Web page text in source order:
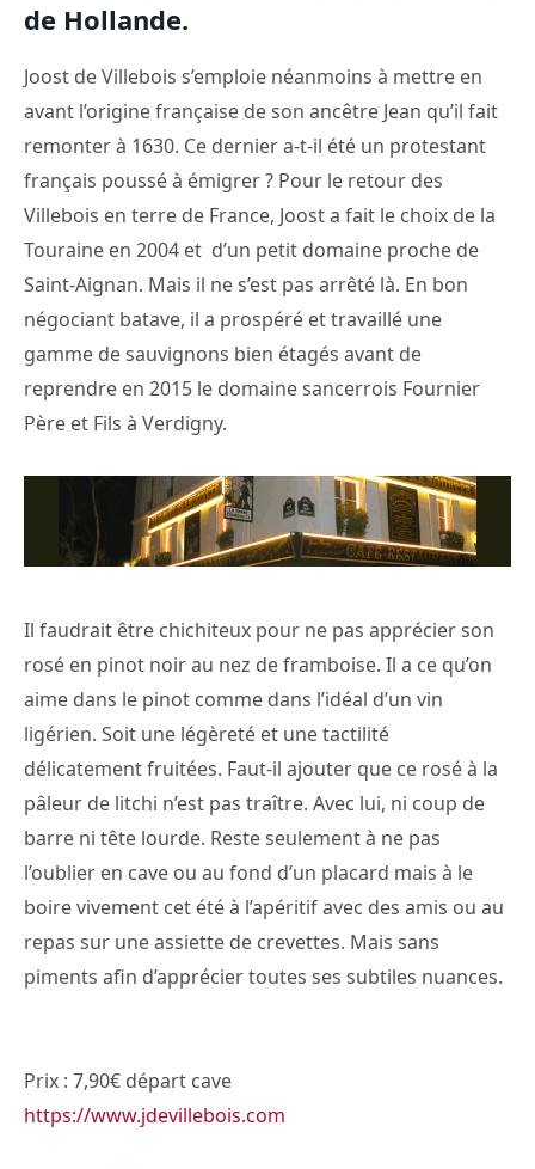
de Hollande.
Joost de Villebois s’emploie néanmoins à mettre en
avant l’origine française de son ancêtre Jean qu’il fait
remonter à 1630. Ce dernier a-t-il été un protestant
français poussé à émigrer ? Pour le retour des
Villebois en terre de France, Joost a fait le choix de la
Touraine en 2004 et d’un petit domaine proche de
Saint-Aignan. Mais il ne s’est pas arrêté là. En bon
négociant batave, il a prospéré et travaillé une
gamme de sauvignons bien étagés avant de
reprendre en 2015 le domaine sancerrois Fournier
Père et Fils à Verdigny.
Il faudrait être chichiteux pour ne pas apprécier son
rosé en pinot noir au nez de framboise. Il a ce qu’on
aime dans le pinot comme dans l’idéal d’un vin
ligérien. Soit une légèreté et une tactilité
délicatement fruitées. Faut-il ajouter que ce rosé à la
pâleur de litchi n’est pas traître. Avec lui, ni coup de
barre ni tête lourde. Reste seulement à ne pas
l’oublier en cave ou au fond d’un placard mais à le
boire vivement cet été à l’apéritif avec des amis ou au
repas sur une assiette de crevettes. Mais sans
piments afin d’apprécier toutes ses subtiles nuances.
Prix : 7,90€ départ cave
https://www.jdevillebois.com